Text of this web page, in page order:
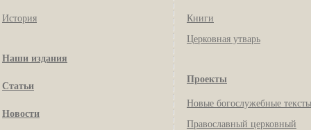
История
Наши издания
Статьи
Новости
Книги
Церковная утварь
Проекты
Новые богослужебные тексты
Православный церковный